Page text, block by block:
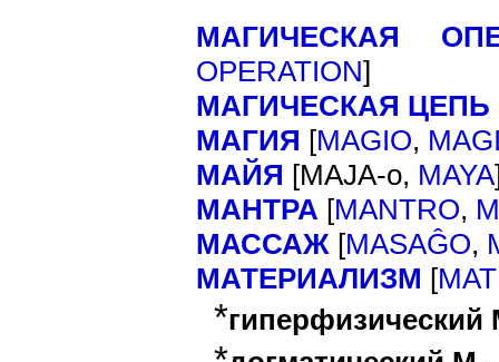
МАГИЧЕСКАЯ
OPERATION]
МАГИЧЕСКАЯ ЦЕПЬ
МАГИЯ [MAGIO,
МАЙЯ [MAJA-o, MAYA
МАНТРА [MANTRO,
МАССАЖ [MASAĜO,
МАТЕРИАЛИЗМ [
*гиперфизический